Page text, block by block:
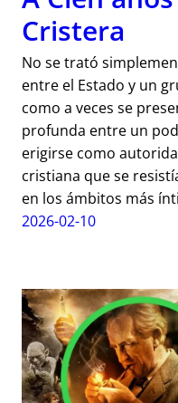
Cristera
No se trató
entre el Estado y un
como a veces se
profunda entre un
erigirse como
cristiana que se
en los ámbitos más
2026-02-10